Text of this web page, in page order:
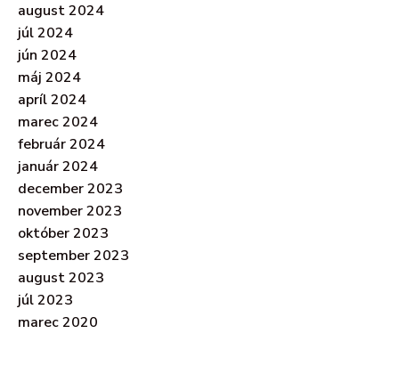
august 2024
júl 2024
jún 2024
máj 2024
apríl 2024
marec 2024
február 2024
január 2024
december 2023
november 2023
október 2023
september 2023
august 2023
júl 2023
marec 2020